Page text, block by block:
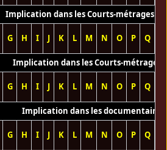
Implication dans les Courts-métrages
G H I J K L M N O P Q
Implication dans les Courts-métrages
G H I J K L M N O P Q
Implication dans les documentaires
G H I J K L M N O P Q